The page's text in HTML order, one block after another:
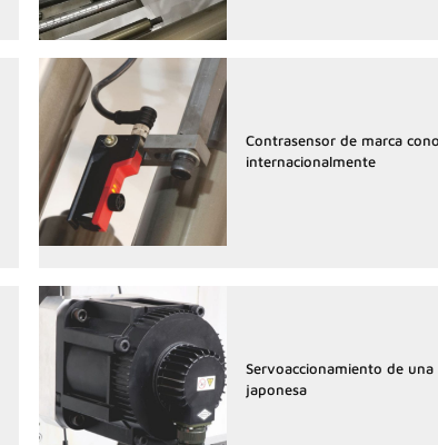
Contrasensor de marca
internacionalmente
Servoaccionamiento de una
japonesa